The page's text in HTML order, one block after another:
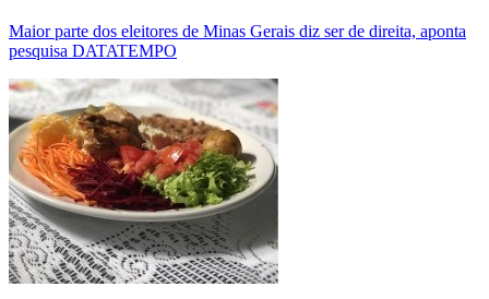
Maior parte dos eleitores de Minas Gerais diz ser de direita, aponta
pesquisa DATATEMPO